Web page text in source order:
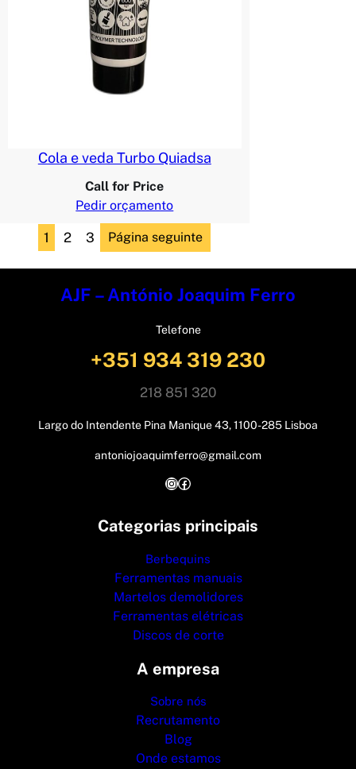
Cola e veda Turbo Quiadsa
Call for Price
Pedir orçamento
1 2 3 Página seguinte
AJF – António Joaquim Ferro
Telefone
+351 934 319 230
218 851 320
Largo do Intendente Pina Manique 43, 1100-285 Lisboa
antoniojoaquimferro@gmail.com
InstagramFacebook
Categorias principais
Berbequins
Ferramentas manuais
Martelos demolidores
Ferramentas elétricas
Discos de corte
A empresa
Sobre nós
Recrutamento
Blog
Onde estamos